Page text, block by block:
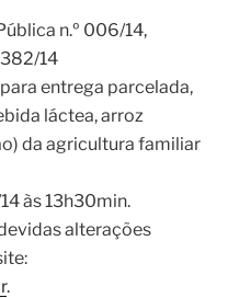
n.º 006/14,
14
entrega parcelada,
láctea, arroz
da agricultura familiar
às 13h30min.
alterações
.